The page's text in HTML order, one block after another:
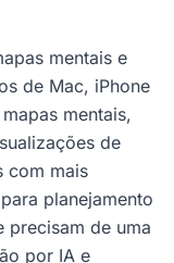
mentais e
de Mac, iPhone
mentais,
de
com mais
planejamento
precisam de uma
por IA e